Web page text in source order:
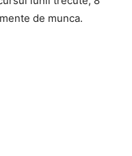
de munca.